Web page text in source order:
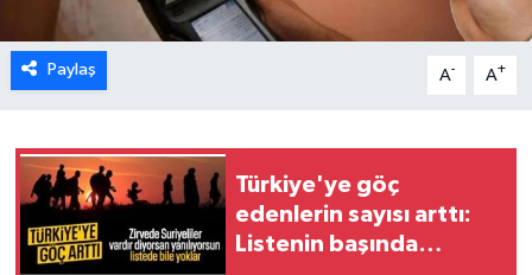
Paylaş A- A+
Türkiye'ye göç
edenlerin sayısı arttı:
Listenin başında